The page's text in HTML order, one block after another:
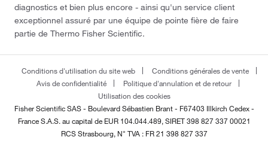
diagnostics et bien plus encore - ainsi qu'un service client
exceptionnel assuré par une équipe de pointe fière de faire
partie de Thermo Fisher Scientific.
Conditions d'utilisation du site web
Conditions générales de vente
Avis de confidentialité
Politique d'annulation et de retour
Utilisation des cookies
Fisher Scientific SAS - Boulevard Sébastien Brant - F67403 Illkirch Cedex -
FranceS.A.S. au capital de EUR 104.044.489, SIRET 398 827 337 00021
RCS Strasbourg, N° TVA : FR 21 398 827 337